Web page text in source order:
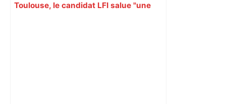
Toulouse, le candidat LFI salue "une